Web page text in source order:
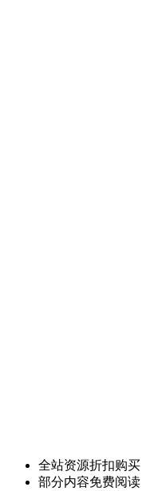
全站资源折扣购买
部分内容免费阅读